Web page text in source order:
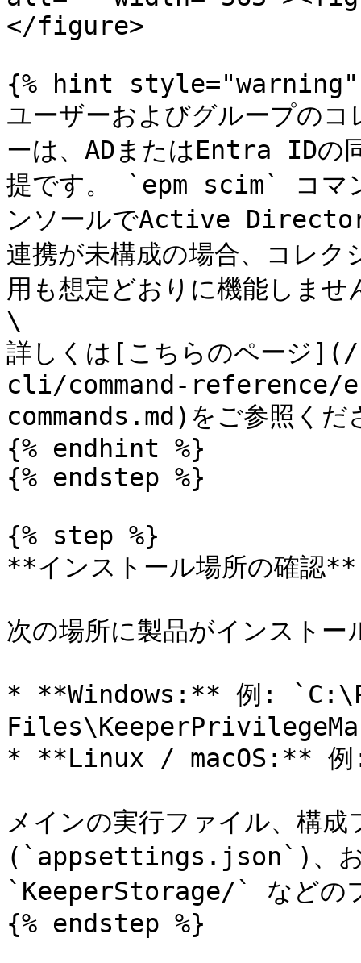
</figure>
{% hint style="warning"
ユーザーおよびグループのコ
ーは、ADまたはEntra IDの
提です。 `epm scim` コマ
ンソールでActive
連携が未構成の場合、コレ
用も想定どおりに機能しま
\
詳しくは[こちらのページ
cli/command-
commands.md)をご参照くだ
{% endhint %}
{% endstep %}
{% step %}
**インストール場所の確認**
次の場所に製品がインスト
* **Windows:** 例:
* **Linux / macOS:**
メインの実行ファイル、構成
(`appsettings.json`)、
`KeeperStorage/` などの
{% endstep %}